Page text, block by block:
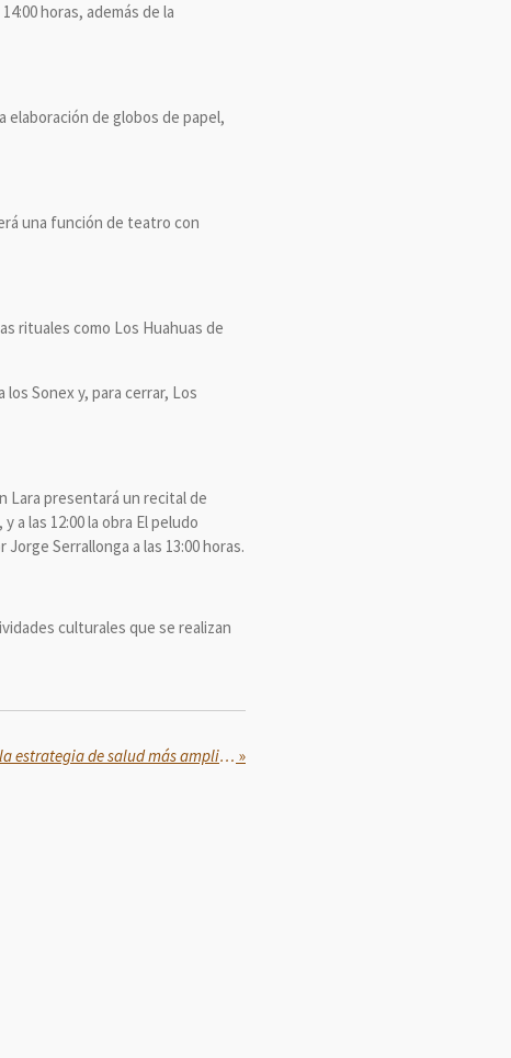
horas, además de la
elaboración de globos de papel,
una función de teatro con
rituales como Los Huahuas de
Sonex y, para cerrar, Los
Lara presentará un recital de
a las 12:00 la obra El peludo
Serrallonga a las 13:00 horas.
culturales que se realizan
Impulsa Gobierno Federal la estrategia de salud más amplia, ambiciosa y territorial que exista en el mundo de atención domiciliaria a adultos mayores »